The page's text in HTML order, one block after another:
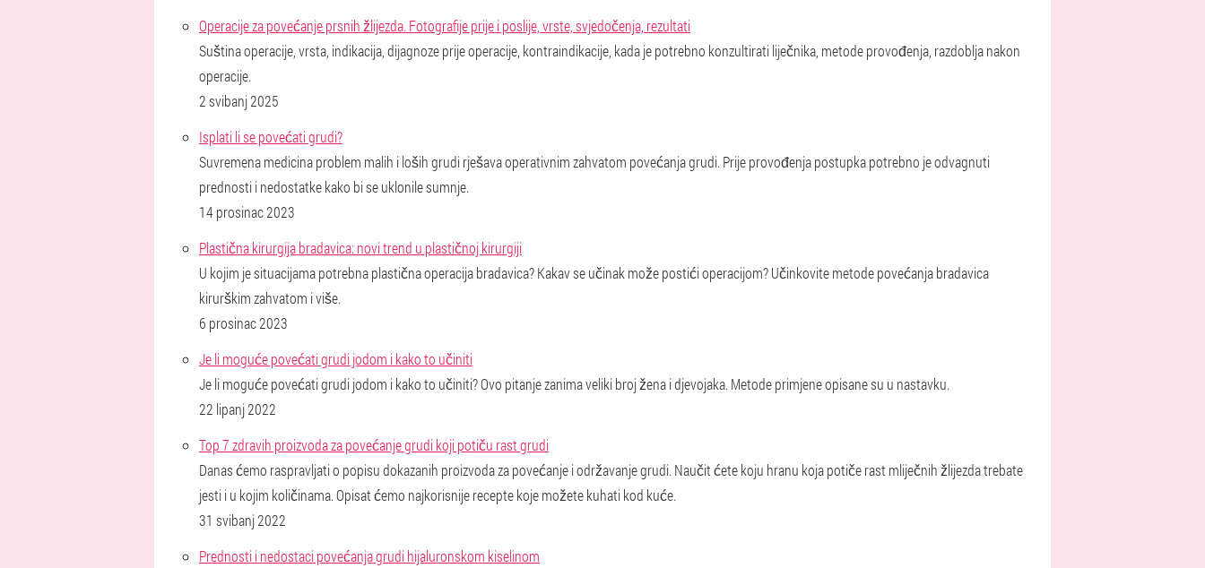
Operacije za povećanje prsnih žlijezda. Fotografije prije i poslije, vrste, svjedočenja, rezultati
Suština operacije, vrsta, indikacija, dijagnoze prije operacije, kontraindikacije, kada je potrebno konzultirati liječnika, metode provođenja, razdoblja nakon
operacije.
2 svibanj 2025
Isplati li se povećati grudi?
Suvremena medicina problem malih i loših grudi rješava operativnim zahvatom povećanja grudi. Prije provođenja postupka potrebno je odvagnuti
prednosti i nedostatke kako bi se uklonile sumnje.
14 prosinac 2023
Plastična kirurgija bradavica: novi trend u plastičnoj kirurgiji
U kojim je situacijama potrebna plastična operacija bradavica? Kakav se učinak može postići operacijom? Učinkovite metode povećanja bradavica
kirurškim zahvatom i više.
6 prosinac 2023
Je li moguće povećati grudi jodom i kako to učiniti
Je li moguće povećati grudi jodom i kako to učiniti? Ovo pitanje zanima veliki broj žena i djevojaka. Metode primjene opisane su u nastavku.
22 lipanj 2022
Top 7 zdravih proizvoda za povećanje grudi koji potiču rast grudi
Danas ćemo raspravljati o popisu dokazanih proizvoda za povećanje i održavanje grudi. Naučit ćete koju hranu koja potiče rast mliječnih žlijezda trebate
jesti i u kojim količinama. Opisat ćemo najkorisnije recepte koje možete kuhati kod kuće.
31 svibanj 2022
Prednosti i nedostaci povećanja grudi hijaluronskom kiselinom